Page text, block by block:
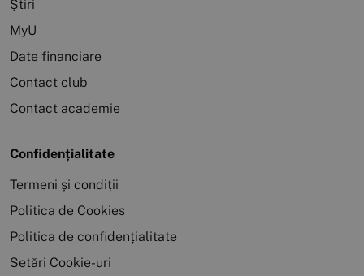
Știri
MyU
Date financiare
Contact club
Contact academie
Confidențialitate
Termeni și condiții
Politica de Cookies
Politica de confidențialitate
Setări Cookie-uri